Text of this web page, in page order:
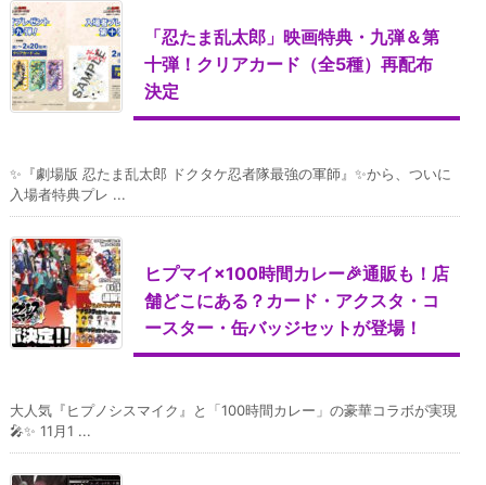
「忍たま乱太郎」映画特典・九弾＆第
十弾！クリアカード（全5種）再配布
決定
✨『劇場版 忍たま乱太郎 ドクタケ忍者隊最強の軍師』✨から、ついに
入場者特典プレ ...
ヒプマイ×100時間カレー🎉通販も！店
舗どこにある？カード・アクスタ・コ
ースター・缶バッジセットが登場！
大人気『ヒプノシスマイク』と「100時間カレー」の豪華コラボが実現
🎤✨ 11月1 ...